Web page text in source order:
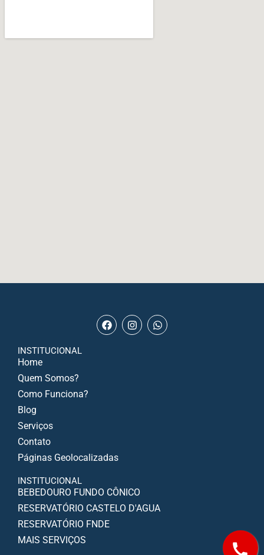
INSTITUCIONAL
Home
Quem Somos?
Como Funciona?
Blog
Serviços
Contato
Páginas Geolocalizadas
INSTITUCIONAL
BEBEDOURO FUNDO CÔNICO
RESERVATÓRIO CASTELO D'AGUA
RESERVATÓRIO FNDE
MAIS SERVIÇOS